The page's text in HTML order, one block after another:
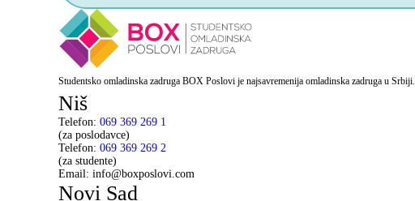
Studentsko omladinska zadruga BOX Poslovi je najsavremenija omladinska zadruga u Srbiji.
Niš
Telefon: 069 369 269 1
(za poslodavce)
Telefon: 069 369 269 2
(za studente)
Email: info@boxposlovi.com
Novi Sad